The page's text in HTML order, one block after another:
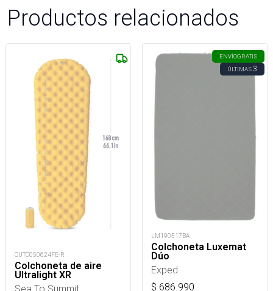
Productos relacionados
OUTC050624FE-R
Colchoneta de aire
Ultralight XR
ENVÍOGRATIS
ÚLTIMAS3
LM190517BA
Colchoneta Luxemat
Dúo
Exped
$ 686.990